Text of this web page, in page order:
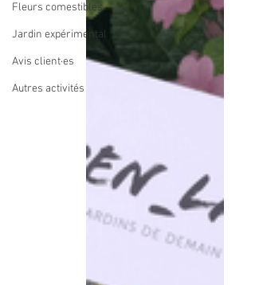
Fleurs comestibles
Jardin expérimental
Avis client·es
Autres activités